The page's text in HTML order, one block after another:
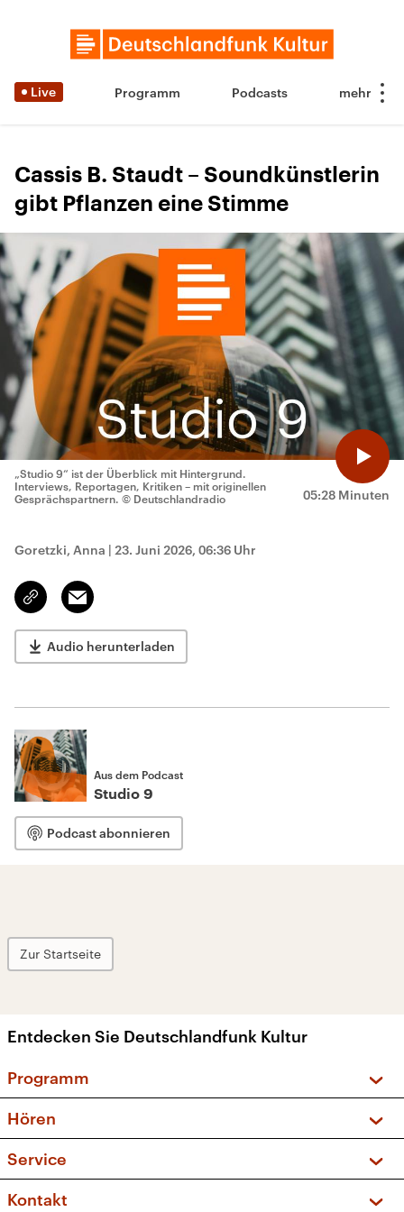
Live Programm Podcasts
Cassis B. Staudt – Soundkünstlerin
gibt Pflanzen eine Stimme
05:28 Minuten
„Studio 9“ ist der Überblick mit Hintergrund.
Interviews, Reportagen, Kritiken – mit originellen
Gesprächspartnern. © Deutschlandradio
Goretzki, Anna | 23. Juni 2026, 06:36 Uhr
Link
kopieren/teilen
Email
Audio herunterladen
Aus dem Podcast
Studio 9
Podcast abonnieren
Zur Startseite
Entdecken Sie Deutschlandfunk Kultur
Programm
Sendungen und Podcasts
Musikliste
Kakadu – Das Kinderprogramm
Hören
Frequenzen (UKW + DAB+)
Service
FAQ
Kontakt